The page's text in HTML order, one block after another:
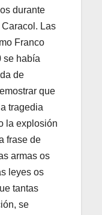
durante
Las
Franco
se había
de
que
tragedia
la explosión
frase de
armas os
leyes os
tantas
se